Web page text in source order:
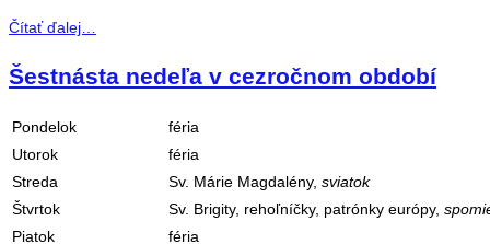
Čítať ďalej…
Šestnásta nedeľa v cezročnom období
Pondelok
féria
Utorok
féria
Streda
Sv. Márie Magdalény, sviatok
Štvrtok
Sv. Brigity, rehoľníčky, patrónky európy,
Piatok
féria